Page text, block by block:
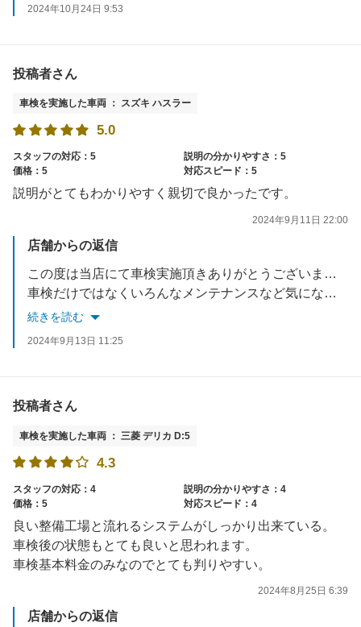
2024年10月24日 9:53
投稿者さん
車検を実施した車両 ： スズキ ハスラー
5.0
スタッフの対応：5
説明の分かりやすさ：5
価格：5
対応スピード：5
説明がとてもわかりやすく親切で良かったです。
2024年9月11日 22:00
店舗からの返信
この度は当店にて車検実施頂きありがとうございます！ご満足いただき良かったです！
車検だけではなくいろんなメンテナンスなど気になる点があれば何なりとお申し付けください。
またのご来店お待ちしております！
続きを読む
2024年9月13日 11:25
投稿者さん
車検を実施した車両 ： 三菱 デリカ D:5
4.3
スタッフの対応：4
説明の分かりやすさ：4
価格：5
対応スピード：4
良い整備工場と流れるシステムがしっかり出来ている。
車検後の状態もとても良いと思われます。
車検基本料金のみなのでとても判りやすい。
2024年8月25日 6:39
店舗からの返信